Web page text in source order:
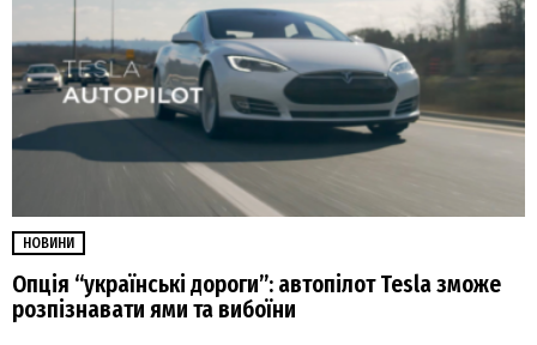
НОВИНИ
Опція “українські дороги”: автопілот Tesla зможе
розпізнавати ями та вибоїни